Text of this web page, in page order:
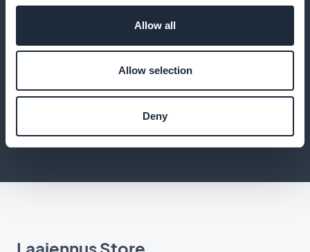
Allow all
Allow selection
Deny
Jaa vintage-sisältöä ja muotivinkkejä